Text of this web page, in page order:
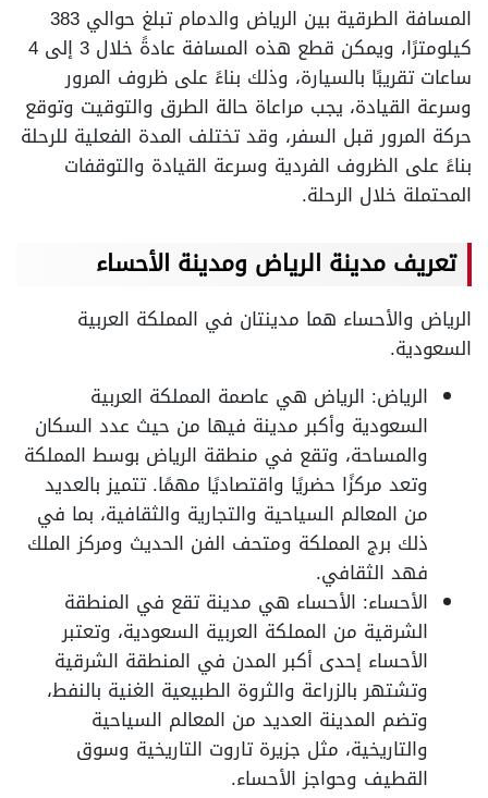
المسافة الطرقية بين الرياض والدمام تبلغ حوالي 383
كيلومترًا، ويمكن قطع هذه المسافة عادةً خلال 3 إلى 4
ساعات تقريبًا بالسيارة، وذلك بناءً على ظروف المرور
وسرعة القيادة، يجب مراعاة حالة الطرق والتوقيت وتوقع
حركة المرور قبل السفر، وقد تختلف المدة الفعلية للرحلة
بناءً على الظروف الفردية وسرعة القيادة والتوقفات
المحتملة خلال الرحلة.
تعريف مدينة الرياض ومدينة الأحساء
الرياض والأحساء هما مدينتان في المملكة العربية
السعودية.
الرياض: الرياض هي عاصمة المملكة العربية
السعودية وأكبر مدينة فيها من حيث عدد السكان
والمساحة، وتقع في منطقة الرياض بوسط المملكة
وتعد مركزًا حضريًا واقتصاديًا مهمًا. تتميز بالعديد
من المعالم السياحية والتجارية والثقافية، بما في
ذلك برج المملكة ومتحف الفن الحديث ومركز الملك
فهد الثقافي.
الأحساء: الأحساء هي مدينة تقع في المنطقة
الشرقية من المملكة العربية السعودية، وتعتبر
الأحساء إحدى أكبر المدن في المنطقة الشرقية
وتشتهر بالزراعة والثروة الطبيعية الغنية بالنفط،
وتضم المدينة العديد من المعالم السياحية
والتاريخية، مثل جزيرة تاروت التاريخية وسوق
القطيف وحواجز الأحساء.